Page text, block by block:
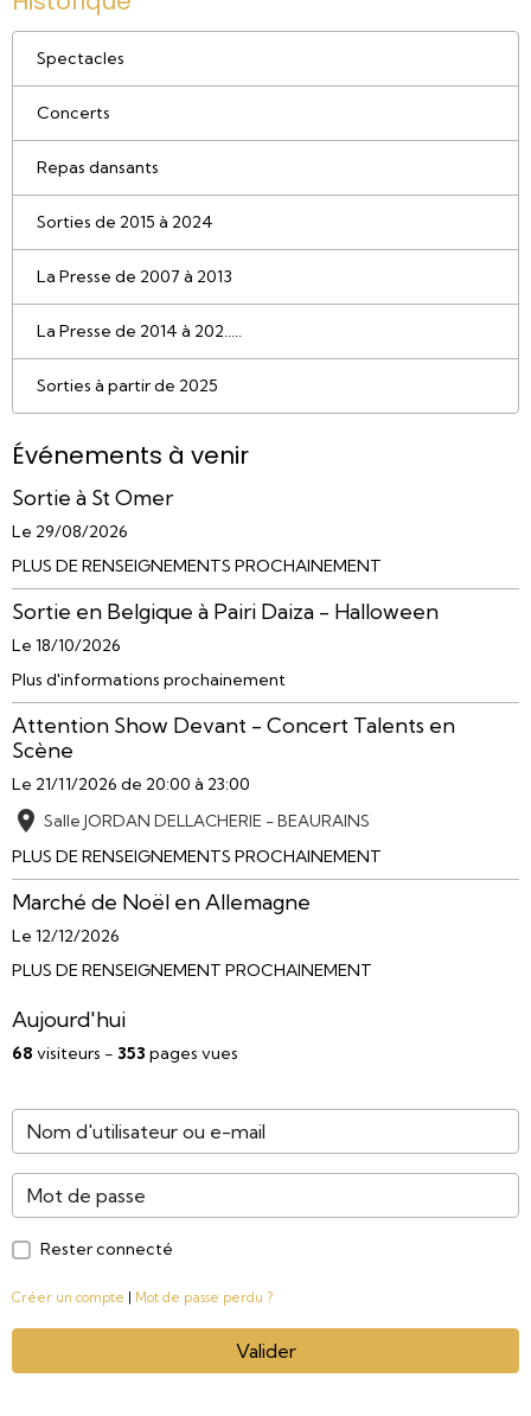
Spectacles
Concerts
Repas dansants
Sorties de 2015 à 2024
La Presse de 2007 à 2013
La Presse de 2014 à 202.....
Sorties à partir de 2025
Événements à venir
Sortie à St Omer
Le 29/08/2026
PLUS DE RENSEIGNEMENTS PROCHAINEMENT
Sortie en Belgique à Pairi Daiza - Halloween
Le 18/10/2026
Plus d'informations prochainement
Attention Show Devant - Concert Talents en
Scène
Le 21/11/2026 de 20:00 à 23:00
Salle JORDAN DELLACHERIE - BEAURAINS
PLUS DE RENSEIGNEMENTS PROCHAINEMENT
Marché de Noël en Allemagne
Le 12/12/2026
PLUS DE RENSEIGNEMENT PROCHAINEMENT
Aujourd'hui
68 visiteurs - 353 pages vues
Rester connecté
Créer un compte Mot de passe perdu ?
Valider